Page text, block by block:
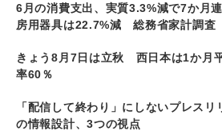
6月の消費支出、実質3.3%減で7か月
房用器具は22.7%減 総務省家計調査
きょう8月7日は立秋 西日本は1か月
率60％
「配信して終わり」にしないプレス
の情報設計、3つの視点